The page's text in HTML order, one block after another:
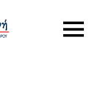
Menu